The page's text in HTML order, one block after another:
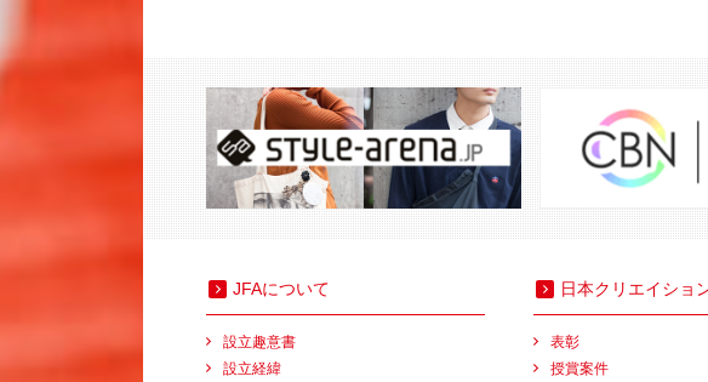
JFAについて
設立趣意書
設立経緯
日本クリエイショ
表彰
授賞案件